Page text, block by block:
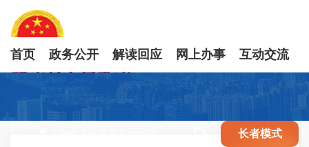
首页 政务公开 解读回应 网上办事 互动交流
长者模式